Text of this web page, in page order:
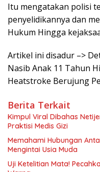
Itu mengatakan polisi
penyelidikannya dan
Hukum Hingga
Artikel ini disadur –>
Nasib Anak 11 Tahun
Heatstroke Berujung
Berita Terkait
Kimpul Viral Dibahas
Praktisi Medis Gizi
Memahami Hubungan
Mengintai Usia Muda
Uji Ketelitian Mata!